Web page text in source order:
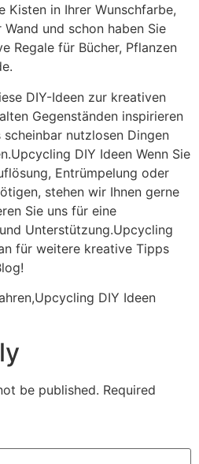
Kisten in Ihrer Wunschfarbe,
und schon haben Sie
Regale für Bücher, Pflanzen
DIY-Ideen zur kreativen
Gegenständen inspirieren
nutzlosen Dingen
DIY Ideen Wenn Sie
Entrümpelung oder
stehen wir Ihnen gerne
Sie uns für eine
Unterstützung.Upcycling
für weitere kreative Tipps
DIY Ideen
be published. Required